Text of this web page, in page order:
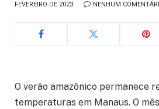
FEVEREIRO DE 2023 NENHUM
O verão amazônico permanece
temperaturas em Manaus. O